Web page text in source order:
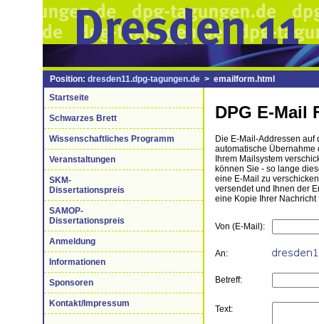
Position: dresden11.dpg-tagungen.de > emailform.html
Startseite
Schwarzes Brett
Wissenschaftliches Programm
Veranstaltungen
SKM-
Dissertationspreis
SAMOP-
Dissertationspreis
Anmeldung
Informationen
Sponsoren
Kontakt/Impressum
DPG E-Mail
Die E-Mail-Addressen
automatische Übernahme
Ihrem Mailsystem
können Sie - so lange
eine E-Mail zu
versendet und Ihnen der
eine Kopie Ihrer
Von (E-Mail):
An:
Betreff:
Text: